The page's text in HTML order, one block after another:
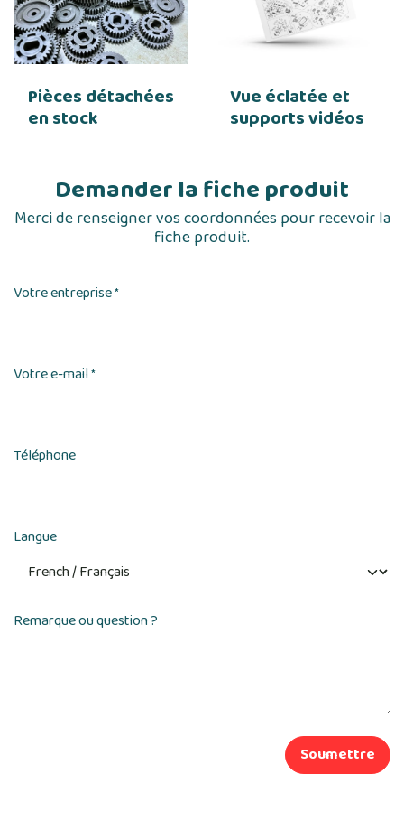
Pièces détachées
en stock
Vue éclatée et
supports vidéos
Demander la fiche produit
Merci de renseigner vos coordonnées pour recevoir la
fiche produit.
Votre entreprise*
Votre e-mail*
Téléphone
Langue
Remarque ou question ?
Soumettre